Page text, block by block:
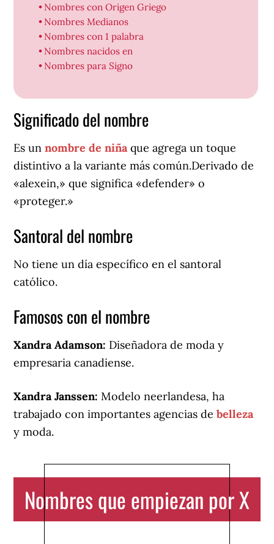
Nombres con Origen Griego
Nombres Medianos
Nombres con 1 palabra
Nombres nacidos en
Nombres para Signo
Significado del nombre
Es unnombre de niñaque agrega un toque
distintivo a la variante más común.Derivado de
«alexein,» que significa «defender» o
«proteger.»
Santoral del nombre
No tiene un día específico en el santoral
católico.
Famosos con el nombre
Xandra Adamson: Diseñadora de moda y
empresaria canadiense.
Xandra Janssen: Modelo neerlandesa, ha
trabajado con importantes agencias debelleza
y moda.
Nombres que empiezan por X